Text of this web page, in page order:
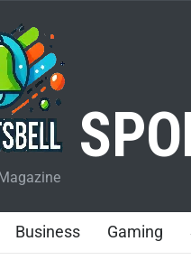
Business Gaming